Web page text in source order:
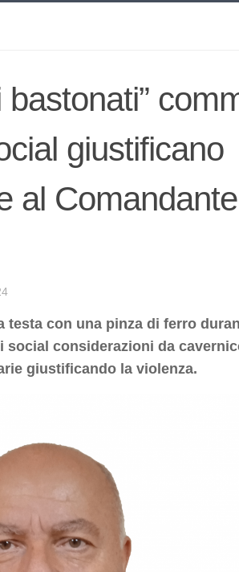
bastonati”
giustificano
al Comandante
testa con una pinza di ferro
considerazioni da
giustificando la violenza.